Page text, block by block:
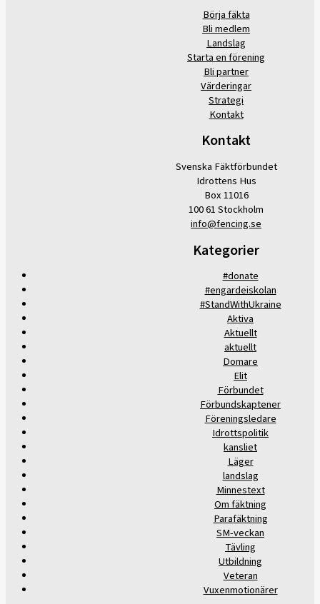
Börja fäkta
Bli medlem
Landslag
Starta en förening
Bli partner
Värderingar
Strategi
Kontakt
Kontakt
Svenska Fäktförbundet
Idrottens Hus
Box 11016
100 61 Stockholm
info@fencing.se
Kategorier
#donate
#engardeiskolan
#StandWithUkraine
Aktiva
Aktuellt
aktuellt
Domare
Elit
Förbundet
Förbundskaptener
Föreningsledare
Idrottspolitik
kansliet
Läger
landslag
Minnestext
Om fäktning
Parafäktning
SM-veckan
Tävling
Utbildning
Veteran
Vuxenmotionärer